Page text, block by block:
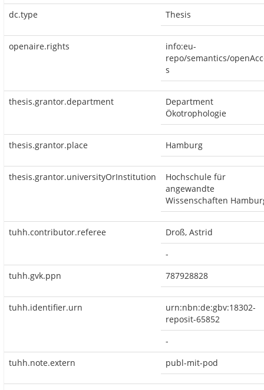
dc.type
Thesis
openaire.rights
info:eu-
repo/semantics/
s
thesis.grantor.department
Department
Ökotrophologie
thesis.grantor.place Hamburg
thesis.grantor.universityOrInstitution
Hochschule für
angewandte
Wissenschaften
tuhh.contributor.referee
Droß, Astrid
-
tuhh.gvk.ppn
787928828
tuhh.identifier.urn
urn:nbn:de:gbv:18302-
reposit-65852
-
tuhh.note.extern
publ-mit-pod